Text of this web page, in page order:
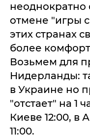
неоднократно
отмене "игры
этих странах
более
Возьмем для
Нидерланды:
в Украине но
"отстает" на 1
Киеве 12:00, в
11:00.